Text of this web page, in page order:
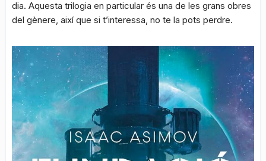
dia. Aquesta trilogia en particular és una de les grans obres
del gènere, així que si t’interessa, no te la pots perdre.